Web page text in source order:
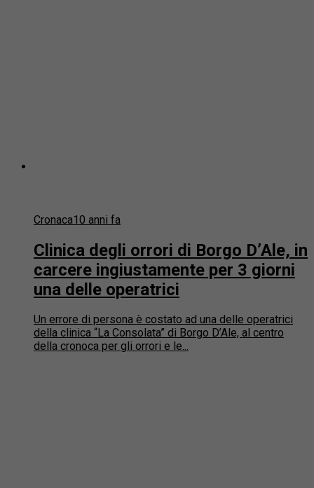
Cronaca10 anni fa
Clinica degli orrori di Borgo D’Ale, in
carcere ingiustamente per 3 giorni
una delle operatrici
Un errore di persona è costato ad una delle operatrici
della clinica “La Consolata” di Borgo D’Ale, al centro
della cronoca per gli orrori e le...